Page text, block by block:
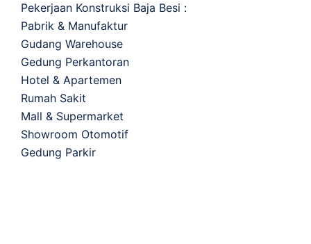
Pekerjaan Konstruksi Baja Besi :
Pabrik & Manufaktur
Gudang Warehouse
Gedung Perkantoran
Hotel & Apartemen
Rumah Sakit
Mall & Supermarket
Showroom Otomotif
Gedung Parkir